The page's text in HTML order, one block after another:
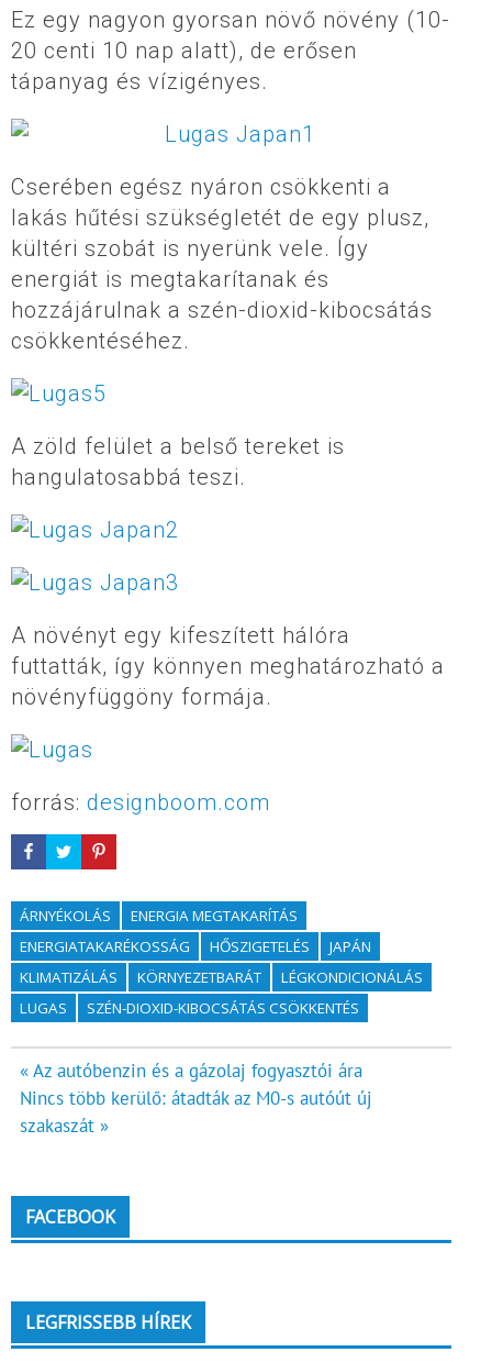
Ez egy nagyon gyorsan növő növény (10-
20 centi 10 nap alatt), de erősen
tápanyag és vízigényes.
Cserében egész nyáron csökkenti a
lakás hűtési szükségletét de egy plusz,
kültéri szobát is nyerünk vele. Így
energiát is megtakarítanak és
hozzájárulnak a szén-dioxid-kibocsátás
csökkentéséhez.
A zöld felület a belső tereket is
hangulatosabbá teszi.
A növényt egy kifeszített hálóra
futtatták, így könnyen meghatározható a
növényfüggöny formája.
forrás: designboom.com
ÁRNYÉKOLÁS
ENERGIA MEGTAKARÍTÁS
ENERGIATAKARÉKOSSÁG
HŐSZIGETELÉS
JAPÁN
KLIMATIZÁLÁS
KÖRNYEZETBARÁT
LÉGKONDICIONÁLÁS
LUGAS
SZÉN-DIOXID-KIBOCSÁTÁS CSÖKKENTÉS
Bejegyzés
navigáció
« Az autóbenzin és a gázolaj fogyasztói ára
Nincs több kerülő: átadták az M0-s autóút új
szakaszát »
FACEBOOK
LEGFRISSEBB HÍREK